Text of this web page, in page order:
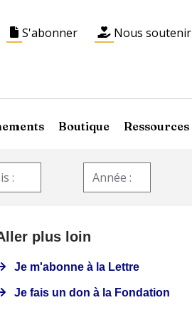
S'abonner Nous soutenir
Boutique Ressources
plus loin
Je m'abonne à la Lettre
Je fais un don à la Fondation